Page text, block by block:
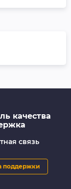
качества
связь
Служба поддержки